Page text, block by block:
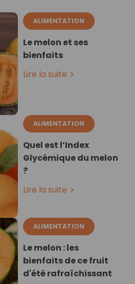
ALIMENTATION
Le melon et ses
bienfaits
Lire la suite
ALIMENTATION
Quel est l’Index
Glycémique du melon
?
Lire la suite
ALIMENTATION
Le melon : les
bienfaits de ce fruit
d'été rafraîchissant